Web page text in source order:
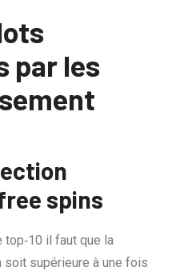
par les
spins
top‑10 il faut que la
soit supérieure à une fois